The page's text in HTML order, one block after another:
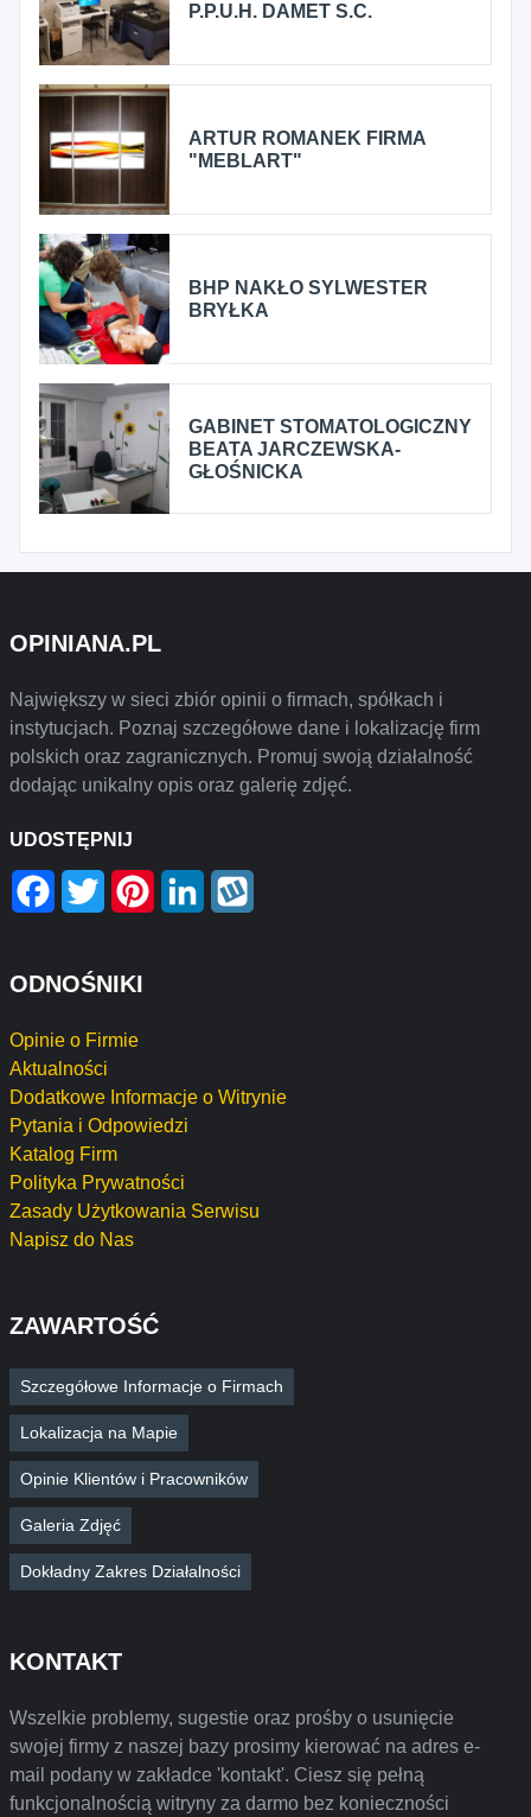
P.P.U.H. DAMET S.C.
ARTUR ROMANEK FIRMA
"MEBLART"
BHP NAKŁO SYLWESTER
BRYŁKA
GABINET STOMATOLOGICZNY
BEATA JARCZEWSKA-
GŁOŚNICKA
OPINIANA.PL
Największy w sieci zbiór opinii o firmach, spółkach i
instytucjach. Poznaj szczegółowe dane i lokalizację firm
polskich oraz zagranicznych. Promuj swoją działalność
dodając unikalny opis oraz galerię zdjęć.
UDOSTĘPNIJ
Facebook
Twitter PinterestLinkedIn
ODNOŚNIKI
Opinie o Firmie
Aktualności
Dodatkowe Informacje o Witrynie
Pytania i Odpowiedzi
Katalog Firm
Polityka Prywatności
Zasady Użytkowania Serwisu
Napisz do Nas
ZAWARTOŚĆ
Szczegółowe Informacje o Firmach
Lokalizacja na Mapie
Opinie Klientów i Pracowników
Galeria Zdjęć
Dokładny Zakres Działalności
KONTAKT
Wszelkie problemy, sugestie oraz prośby o usunięcie
swojej firmy z naszej bazy prosimy kierować na adres e-
mail podany w zakładce 'kontakt'. Ciesz się pełną
funkcjonalnością witryny za darmo bez konieczności